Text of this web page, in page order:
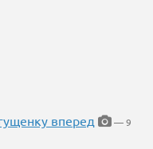
вперед
— 9